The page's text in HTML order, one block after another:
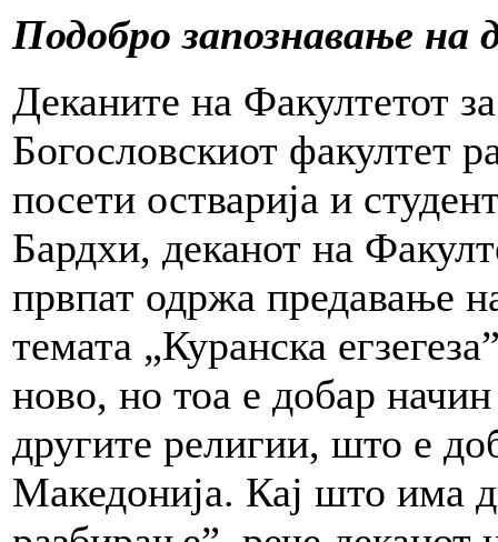
Подобро запознавање на
Деканите на Факултетот
Богословскиот факултет
посети остварија и
Бардхи, деканот на
првпат одржа предавање
темата „Куранска
ново, но тоа е добар
другите религии, што е
Македонија. Кај што има